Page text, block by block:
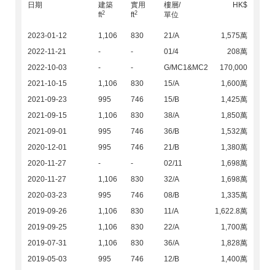
日期
建築
ft2
實用
ft2
樓層/
單位
HK$
2023-01-12 1,106 830 21/A
1,575萬
2022-11-21
- - 01/4
208萬
2022-10-03
- - G/MC1&MC2
170,000
2021-10-15
1,106 830 15/A
1,600萬
2021-09-23
995 746 15/B
1,425萬
2021-09-15
1,106 830 38/A
1,850萬
2021-09-01
995 746 36/B
1,532萬
2020-12-01
995 746 21/B
1,380萬
2020-11-27
- - 02/11
1,698萬
2020-11-27
1,106 830 32/A
1,698萬
2020-03-23
995 746 08/B
1,335萬
2019-09-26
1,106 830 11/A
1,622.8萬
2019-09-25
1,106 830 22/A
1,700萬
2019-07-31
1,106 830 36/A
1,828萬
2019-05-03
995 746 12/B
1,400萬